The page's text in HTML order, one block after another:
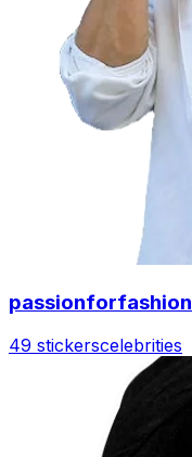
passionforfashion
49 stickerscelebrities